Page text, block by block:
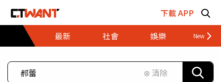
下載 APP
最新
社會 娛樂 財經
⊗ 清除